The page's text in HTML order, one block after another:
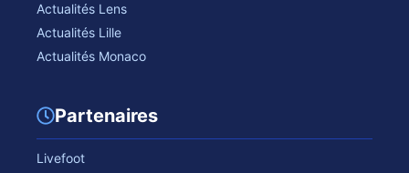
Actualités Lens
Actualités Lille
Actualités Monaco
Partenaires
Livefoot